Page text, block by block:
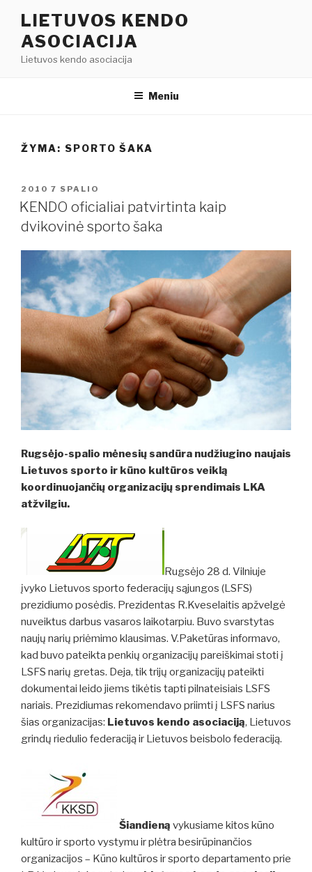
turinio
LIETUVOS KENDO
ASOCIACIJA
Lietuvos kendo asociacija
Meniu
ŽYMA: SPORTO ŠAKA
PASKELBTA
2010 7 SPALIO
KENDO oficialiai patvirtinta kaip
dvikovinė sporto šaka
Rugsėjo-spalio mėnesių sandūra nudžiugino naujais
Lietuvos sporto ir kūno kultūros veiklą
koordinuojančių organizacijų sprendimais LKA
atžvilgiu.
Rugsėjo 28 d. Vilniuje
įvyko Lietuvos sporto federacijų sąjungos (LSFS)
prezidiumo posėdis. Prezidentas R.Kveselaitis apžvelgė
nuveiktus darbus vasaros laikotarpiu. Buvo svarstytas
naujų narių priėmimo klausimas. V.Paketūras informavo,
kad buvo pateikta penkių organizacijų pareiškimai stoti į
LSFS narių gretas. Deja, tik trijų organizacijų pateikti
dokumentai leido jiems tikėtis tapti pilnateisiais LSFS
nariais. Prezidiumas rekomendavo priimti į LSFS narius
šias organizacijas: Lietuvos kendo asociaciją, Lietuvos
grindų riedulio federaciją ir Lietuvos beisbolo federaciją.
Šiandieną vykusiame kitos kūno
kultūro ir sporto vystymu ir plėtra besirūpinančios
organizacijos – Kūno kultūros ir sporto departamento prie